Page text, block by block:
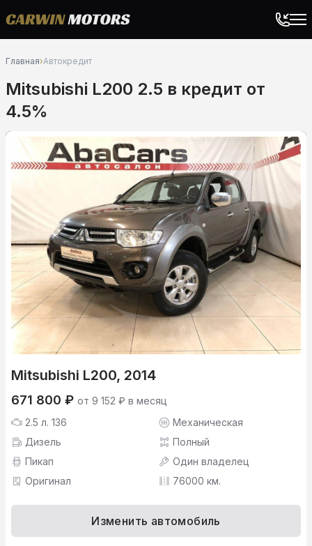
Главная›Автокредит
Mitsubishi L200 2.5 в кредит от
4.5%
Mitsubishi L200, 2014
671 800 ₽ от 9 152 ₽ в месяц
2.5 л. 136
Механическая
Дизель
Полный
Пикап
Один владелец
Оригинал
76000 км.
Изменить автомобиль